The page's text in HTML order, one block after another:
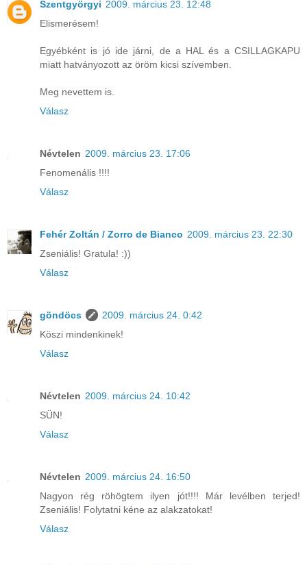
Szentgyörgyi 2009. március 23. 12:48
Elismerésem!
Egyébként is jó ide járni, de a HAL és a CSILLAGKAPU
miatt hatványozott az öröm kicsi szívemben.
Meg nevettem is.
Válasz
Névtelen 2009. március 23. 17:06
Fenomenális !!!!
Válasz
Fehér Zoltán / Zorro de Bianco 2009. március 23. 22:30
Zseniális! Gratula! :))
Válasz
göndöcs
2009. március 24. 0:42
Köszi mindenkinek!
Válasz
Névtelen 2009. március 24. 10:42
SÜN!
Válasz
Névtelen 2009. március 24. 16:50
Nagyon rég röhögtem ilyen jót!!!! Már levélben terjed!
Zseniális! Folytatni kéne az alakzatokat!
Válasz